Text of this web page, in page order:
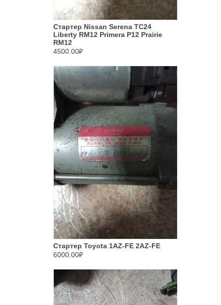
Стартер Nissan Serena TC24
Liberty RM12 Primera P12 Prairie
RM12
4500.00₽
Стартер Toyota 1AZ-FE 2AZ-FE
6000.00₽